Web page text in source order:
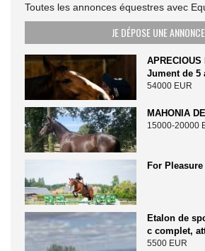
Toutes les annonces équestres avec
JE DÉPOSE UNE ANNONCE
APRECIOUS
Jument de 5
54000 EUR
MAHONIA
15000-20000
For
Etalon de
c complet,
5500 EUR